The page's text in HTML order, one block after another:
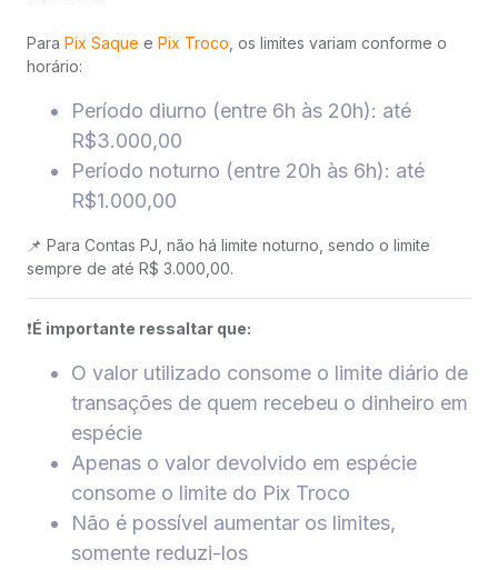
Para Pix Saque e Pix Troco , os limites variam conforme o
horário:
Período diurno (entre 6h às 20h): até
R$3.000,00
Período noturno (entre 20h às 6h): até
R$1.000,00
📌 Para Contas PJ, não há limite noturno, sendo o limite
sempre de até R$ 3.000,00.
❗️É importante ressaltar que:
O valor utilizado consome o limite diário de
transações de quem recebeu o dinheiro em
espécie
Apenas o valor devolvido em espécie
consome o limite do Pix Troco
Não é possível aumentar os limites,
somente reduzi-los